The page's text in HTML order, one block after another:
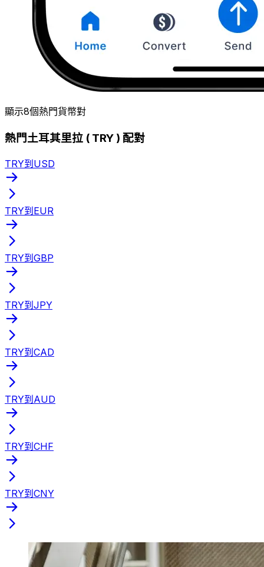
顯示8個熱門貨幣對
熱門土耳其里拉 ( TRY ) 配對
TRY到USD
TRY到EUR
TRY到GBP
TRY到JPY
TRY到CAD
TRY到AUD
TRY到CHF
TRY到CNY